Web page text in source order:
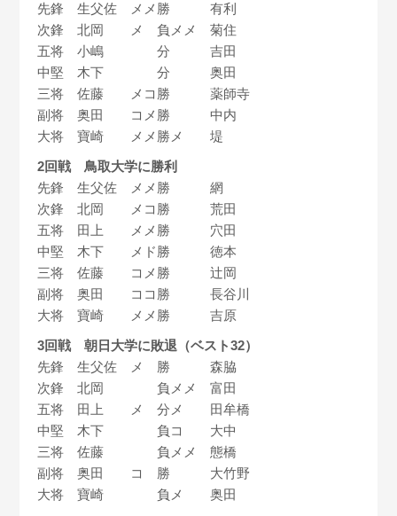
先鋒 生父佐 メメ勝 有利
次鋒 北岡 メ 負メメ 菊住
五将 小嶋 分 吉田
中堅 木下 分 奥田
三将 佐藤 メコ勝 薬師寺
副将 奥田 コメ勝 中内
大将 寶崎 メメ勝メ 堤
2回戦 鳥取大学に勝利
先鋒 生父佐 メメ勝 網
次鋒 北岡 メコ勝 荒田
五将 田上 メメ勝 穴田
中堅 木下 メド勝 徳本
三将 佐藤 コメ勝 辻岡
副将 奥田 ココ勝 長谷川
大将 寶崎 メメ勝 吉原
3回戦 朝日大学に敗退（ベスト32）
先鋒 生父佐 メ 勝 森脇
次鋒 北岡 負メメ 富田
五将 田上 メ 分メ 田牟橋
中堅 木下 負コ 大中
三将 佐藤 負メメ 態橋
副将 奥田 コ 勝 大竹野
大将 寶崎 負メ 奥田